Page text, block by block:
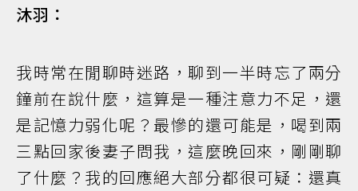
沐羽：
我時常在閒聊時迷路，聊到一半時忘了兩分
鐘前在說什麼，這算是一種注意力不足，還
是記憶力弱化呢？最慘的還可能是，喝到兩
三點回家後妻子問我，這麼晚回來，剛剛聊
了什麼？我的回應絕大部分都很可疑：還真